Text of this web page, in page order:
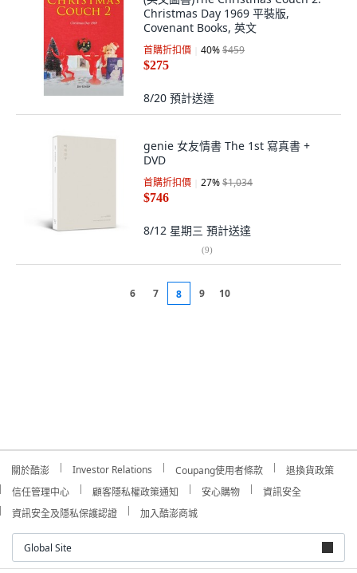
Christmas Day 1969 平裝版,
Covenant Books, 英文
首購折扣價 40%$459
$275
8/20 預計送達
genie 女友情書 The 1st 寫真書 +
DVD
首購折扣價 27%$1,034
$746
8/12 星期三 預計送達
(9)
6 7 8 9 10
關於酷澎 Investor Relations Coupang使用者條款
退換貨政策
信任管理中心
顧客隱私權政策通知 安心購物
資訊安全
資訊安全及隱私保護認證
加入酷澎商城
Global Site